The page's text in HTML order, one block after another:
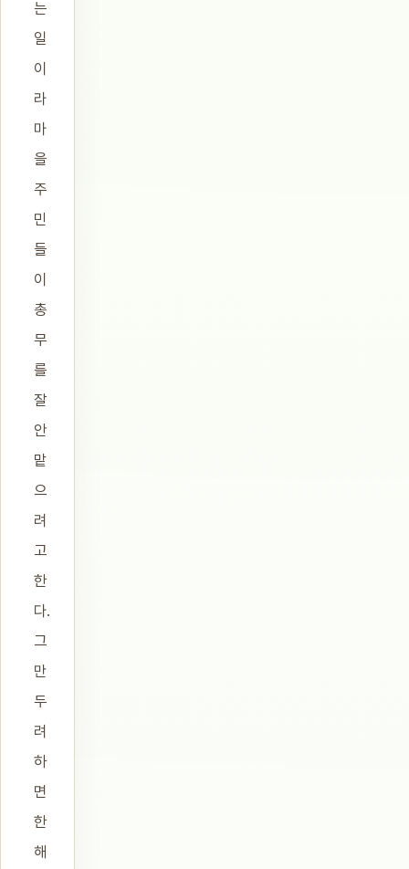
는
일
이
라
마
을
주
민
들
이
총
무
를
잘
안
맡
으
려
고
한
다.
그
만
두
려
하
면
한
해